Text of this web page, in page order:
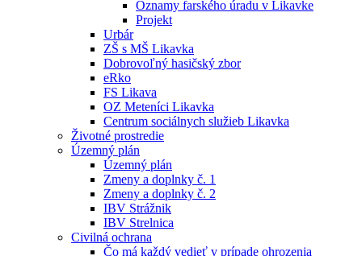
Oznamy farského úradu v Likavke
Projekt
Urbár
ZŠ s MŠ Likavka
Dobrovoľný hasičský zbor
eRko
FS Likava
OZ Meteníci Likavka
Centrum sociálnych služieb Likavka
Životné prostredie
Územný plán
Územný plán
Zmeny a doplnky č. 1
Zmeny a doplnky č. 2
IBV Strážnik
IBV Strelnica
Civilná ochrana
Čo má každý vedieť v prípade ohrozenia